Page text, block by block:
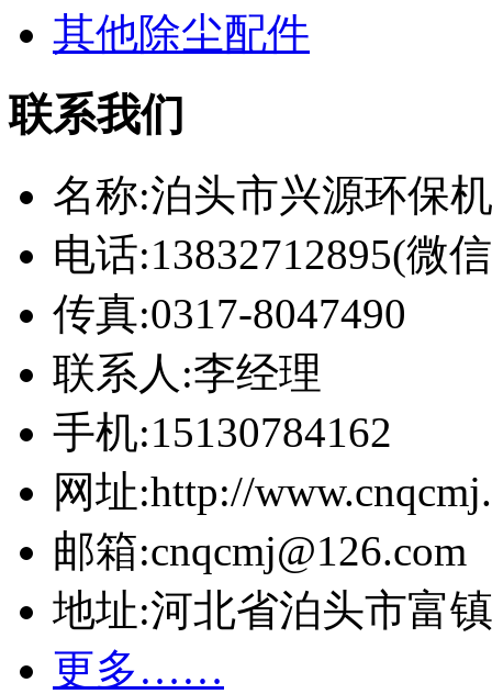
其他除尘配件
联系我们
名称:泊头市兴源环保
电话:13832712895(微
传真:0317-8047490
联系人:李经理
手机:15130784162
网址:http://
邮箱:cnqcmj@126.com
地址:河北省泊头市富
更多……